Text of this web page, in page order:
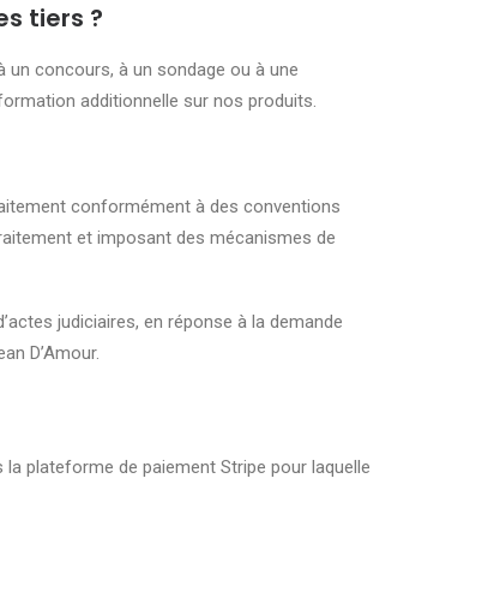
tiers ?
un concours, à un sondage ou à une
additionnelle sur nos produits.
conformément à des conventions
et imposant des mécanismes de
judiciaires, en réponse à la demande
D’Amour.
plateforme de paiement Stripe pour laquelle